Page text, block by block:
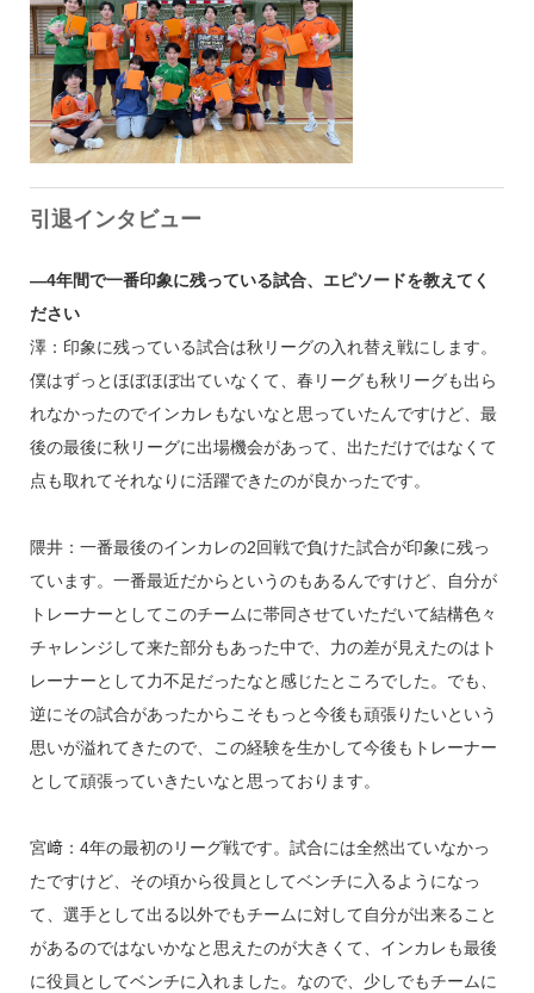
引退インタビュー
―4年間で一番印象に残っている試合、エピソードを教えてく
ださい
澤：印象に残っている試合は秋リーグの入れ替え戦にします。
僕はずっとほぼほぼ出ていなくて、春リーグも秋リーグも出ら
れなかったのでインカレもないなと思っていたんですけど、最
後の最後に秋リーグに出場機会があって、出ただけではなくて
点も取れてそれなりに活躍できたのが良かったです。
隈井：一番最後のインカレの2回戦で負けた試合が印象に残っ
ています。一番最近だからというのもあるんですけど、自分が
トレーナーとしてこのチームに帯同させていただいて結構色々
チャレンジして来た部分もあった中で、力の差が見えたのはト
レーナーとして力不足だったなと感じたところでした。でも、
逆にその試合があったからこそもっと今後も頑張りたいという
思いが溢れてきたので、この経験を生かして今後もトレーナー
として頑張っていきたいなと思っております。
宮﨑：4年の最初のリーグ戦です。試合には全然出ていなかっ
たですけど、その頃から役員としてベンチに入るようになっ
て、選手として出る以外でもチームに対して自分が出来ること
があるのではないかなと思えたのが大きくて、インカレも最後
に役員としてベンチに入れました。なので、少しでもチームに